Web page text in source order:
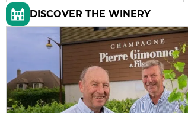
DISCOVER THE WINERY